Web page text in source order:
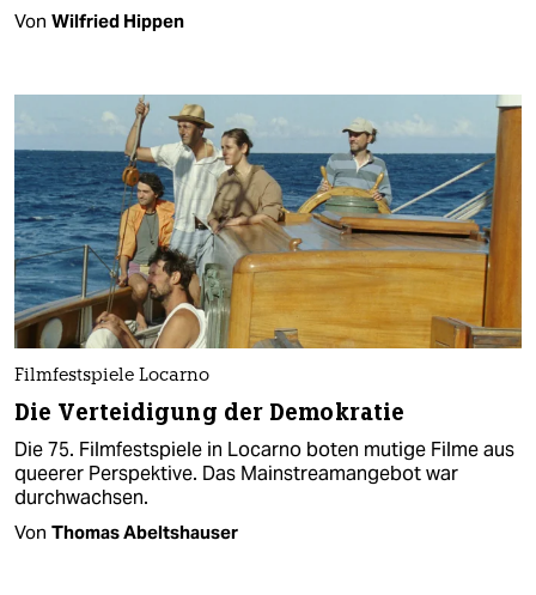
Von Wilfried Hippen
Filmfestspiele Locarno
Die Verteidigung der Demokratie
Die 75. Filmfestspiele in Locarno boten mutige Filme aus
queerer Perspektive. Das Mainstreamangebot war
durchwachsen.
Von Thomas Abeltshauser